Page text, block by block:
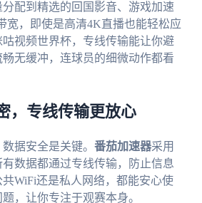
配到精选的回国影音、游戏加速
宽，即使是高清4K直播也能轻松应
视频世界杯，专线传输能让你避
无缓冲，连球员的细微动作都看
，专线传输更放心
据安全是关键。 番茄加速器采用
数据都通过专线传输，防止信息
WiFi还是私人网络，都能安心使
，让你专注于观赛本身。